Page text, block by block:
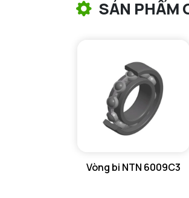
VÒNG BI ĐŨA TRỤ NTN
VÒNG BI KIM NTN
VÒNG BI CHẶN TRỤC NTN
GỐI ĐỠ NTN
SẢN PHẨM
Vòng bi NTN 6009C3